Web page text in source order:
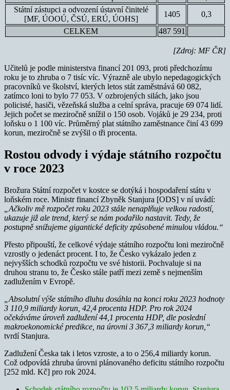
Státní zástupci a odvození ústavní činitelé
[MF, ÚOOÚ, ČSÚ, ERÚ, ÚOHS]
1405
0,3
CELKEM
487 591
[Zdroj: MF ČR]
Učitelů je podle ministerstva financí 201 093, proti předchozímu
roku je to zhruba o 7 tisíc víc. Výrazně ale ubylo nepedagogických
pracovníků ve školství, kterých letos stát zaměstnává 60 082,
zatímco loni to bylo 77 053. V ozbrojených silách, jako jsou
policisté, hasiči, vězeňská služba a celní správa, pracuje 69 074 lidí.
Jejich počet se meziročně snížil o 150 osob. Vojáků je 29 234, proti
loňsku o 1 100 víc. Průměrný plat státního zaměstnance činí 43 699
korun, meziročně se zvýšil o tři procenta.
Rostou odvody i výdaje státního rozpočtu
v roce 2023
Brožura Státní rozpočet v kostce se dotýká i hospodaření státu v
loňském roce. Ministr financí Zbyněk Stanjura [ODS] v ní uvádí:
„Ačkoliv mě rozpočet roku 2023 stále nenaplňuje velkou radostí,
ukazuje již ale trend, který se nám podařilo nastavit. Tedy, že
postupně snižujeme gigantické deficity způsobené minulou vládou.“
Přesto připouští, že celkové výdaje státního rozpočtu loni meziročně
vzrostly o jedenáct procent. I to, že Česko vykázalo jeden z
nejvyšších schodků rozpočtu ve své historii. Pochvaluje si na
druhou stranu to, že Česko stále patří mezi země s nejmenším
zadlužením v Evropě.
„Absolutní výše státního dluhu dosáhla na konci roku 2023 hodnoty
3 110,9 miliardy korun, 42,4 procenta HDP. Pro rok 2024
očekáváme úroveň zadlužení 44,1 procenta HDP, dle poslední
makroekonomické predikce, na úrovni 3 367,3 miliardy korun,“
tvrdí Stanjura.
Zadlužení Česka tak i letos vzroste, a to o 256,4 miliardy korun.
Což odpovídá zhruba úrovni plánovaného deficitu státního rozpočtu
[252 mld. Kč] pro rok 2024.